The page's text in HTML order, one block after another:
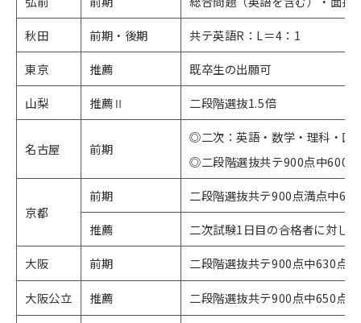
秋田
前期・後期
共テ英語R：L＝4：1
東京
推薦
既卒生の出願可
山梨
推薦Ⅱ 二段階選抜1.5倍
名古屋 前期
◎二次：英語・数学・理科・国
◎二段階選抜共テ900点中600
京都
前期
二段階選抜共テ900点満点中
推薦
二次試験1日目の合格者に対し2
大阪
前期 二段階選抜共テ900点中630点
大阪公立 推薦 二段階選抜共テ900点中650点